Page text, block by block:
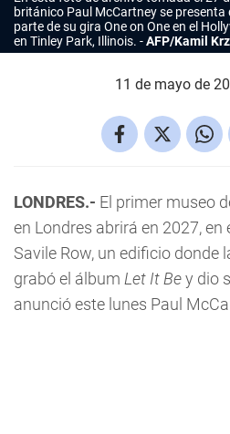
británico Paul McCartney se
parte de su gira One on Oneen el
en Tinley Park, Illinois.
AFP/Kamil
11 de mayo de
LONDRES.- El primer museo
en Londres abrirá en 2027, en
Savile Row, un edificio donde
grabó el álbum Let It Bey dio
anunció este lunes Paul